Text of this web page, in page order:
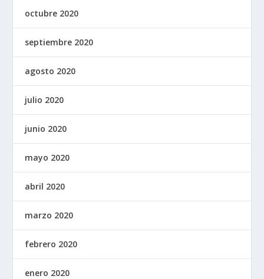
octubre 2020
septiembre 2020
agosto 2020
julio 2020
junio 2020
mayo 2020
abril 2020
marzo 2020
febrero 2020
enero 2020